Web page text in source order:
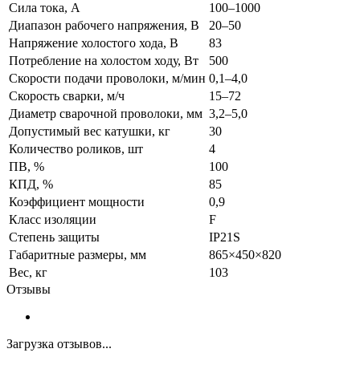
Сила тока, А
100–1000
Диапазон рабочего напряжения, В
20–50
Напряжение холостого хода, В
83
Потребление на холостом ходу, Вт
500
Скорости подачи проволоки, м/мин 0,1–4,0
Скорость сварки, м/ч
15–72
Диаметр сварочной проволоки, мм 3,2–5,0
Допустимый вес катушки, кг
30
Количество роликов, шт
4
ПВ, %
100
КПД, %
85
Коэффициент мощности
0,9
Класс изоляции
F
Степень защиты
IP21S
Габаритные размеры, мм
865×450×820
Вес, кг
103
Отзывы
Загрузка отзывов...